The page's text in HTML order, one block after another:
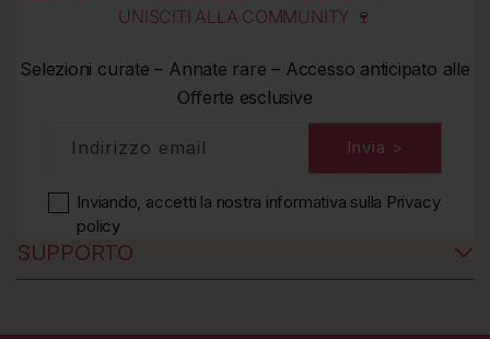
UNISCITI ALLA COMMUNITY 🍷
Selezioni curate – Annate rare – Accesso anticipato alle
Offerte esclusive
Indirizzo email Invia >
Inviando, accetti la nostra informativa sulla Privacy
policy
SUPPORTO